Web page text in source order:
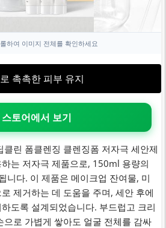
하여 이미지 전체를 확인하세요
촉촉한 피부 유지
토어에서 보기
클린 폼클렌징 클렌징폼 저자극 세안제
는 저자극 제품으로, 150ml 용량의
니다. 이 제품은 메이크업 잔여물, 미
제거하는 데 도움을 주며, 세안 후에
도록 설계되었습니다. 부드럽고 크리
으로 가볍게 쌓아도 얼굴 전체를 감싸